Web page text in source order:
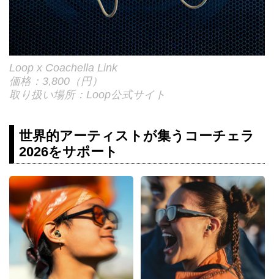
Loop x Coachella Link
価格：3,800（円）
取り扱い場所：Loop公式サイト
世界的アーティストが集うコーチェラ
2026をサポート